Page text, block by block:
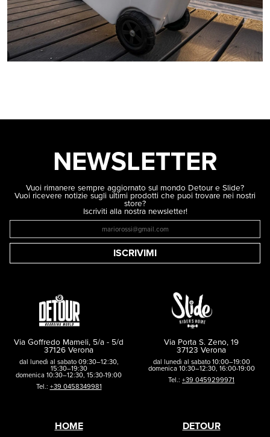
NEWSLETTER
Vuoi rimanere sempre aggiornato sul mondo Detour e Slide?
Vuoi ricevere notizie sugli ultimi prodotti che puoi trovare nei nostri
store?
Iscriviti alla nostra newsletter!
ISCRIVIMI
Via Goffredo Mameli, 5/a - 5/d
37126 Verona
dal lunedì al sabato 09:30–12:30,
15:30–19:30
domenica 10:30–12:30, 15:30-19:00
Tel.: +39 0458349981
Via Porta S. Zeno, 19
37123 Verona
dal lunedì al sabato 10:00–19:00
domenica 10:30–12:30, 16:00-19:00
Tel.: +39 0459299971
HOME
DETOUR